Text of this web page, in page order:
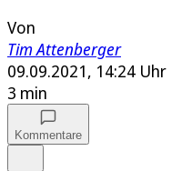
Von
Tim Attenberger
09.09.2021, 14:24 Uhr
3 min
Kommentare